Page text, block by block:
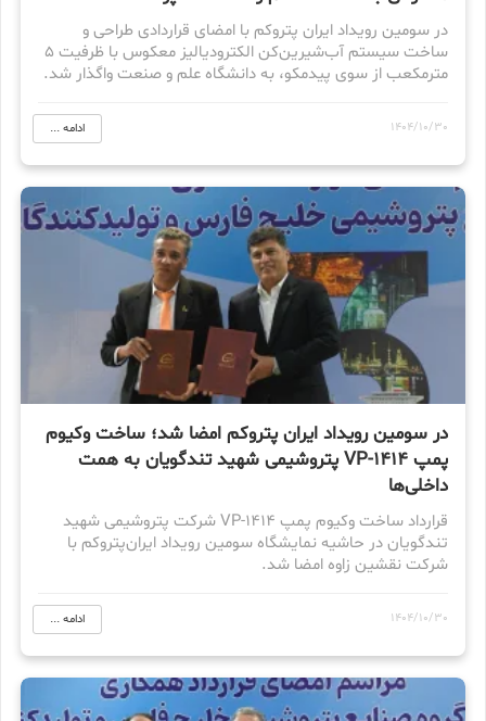
در سومین رویداد ایران پتروکم با امضای قراردادی طراحی و
ساخت سیستم آب‌شیرین‌کن الکترودیالیز معکوس با ظرفیت ۵
مترمکعب از سوی پیدمکو، به دانشگاه علم و صنعت واگذار شد.
1404/10/30 ادامه ...
در سومین رویداد ایران پتروکم امضا شد؛ ساخت وکیوم
پمپ VP-1414 پتروشیمی شهید تندگویان به همت
داخلی‌ها
قرارداد ساخت وکیوم پمپ VP-1414 شرکت پتروشیمی شهید
تندگویان در حاشیه نمایشگاه سومین رویداد ایران‌پتروکم با
شرکت نقشین زاوه امضا شد.
1404/10/30 ادامه ...